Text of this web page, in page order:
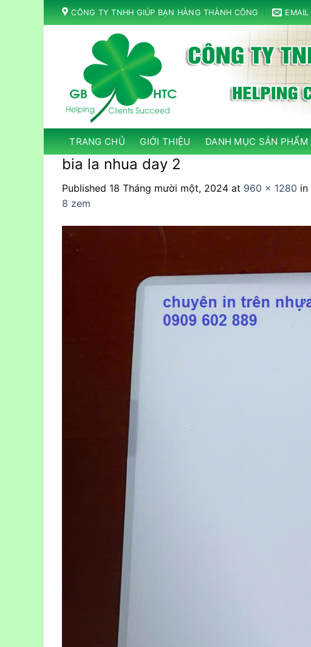
Skip
to
CÔNG TY TNHH GIÚP BẠN HÀNG THÀNH CÔNG EMAIL
TRANG CHỦ GIỚI THIỆU DANH MỤC SẢN PHẨM
bia la nhua day 2
Published 18 Tháng mười một, 2024 at 960 × 1280 in
8 zem